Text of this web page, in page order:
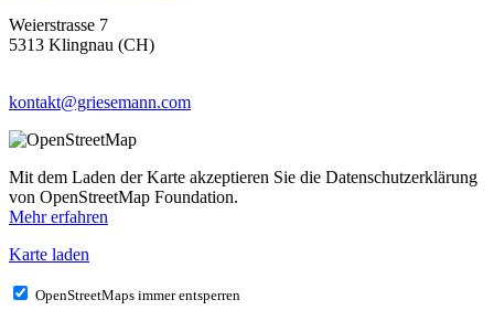
Weierstrasse 7
5313 Klingnau (CH)
kontakt@griesemann.com
Mit dem Laden der Karte akzeptieren Sie die Datenschutzerklärung
von OpenStreetMap Foundation.
Mehr erfahren
Karte laden
OpenStreetMaps immer entsperren